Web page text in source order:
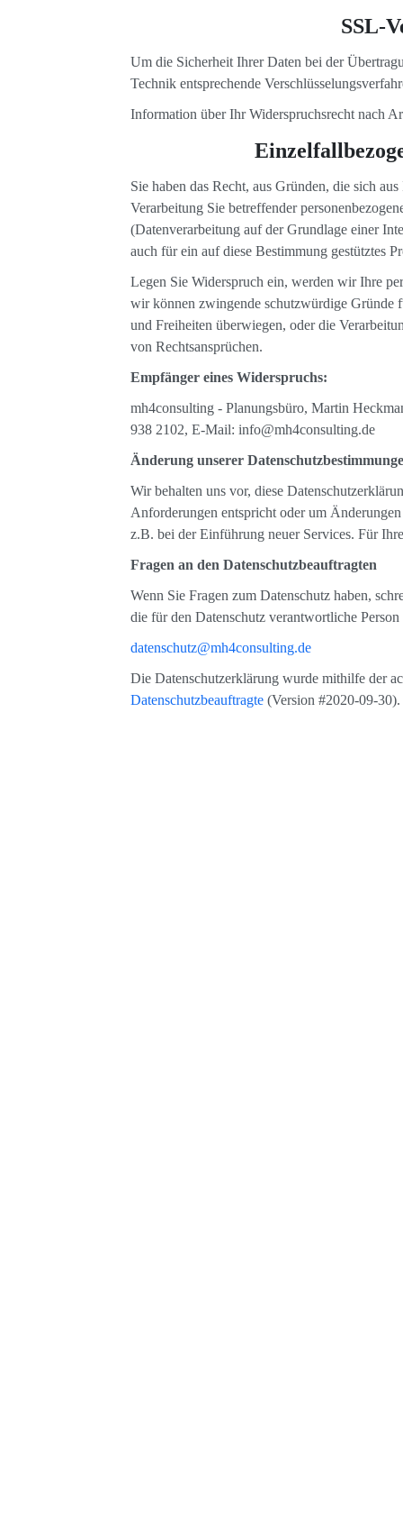
SSL-
Um die Sicherheit Ihrer Daten bei der
Technik entsprechende
Information über Ihr Widerspruchsrecht nach
Sie haben das Recht, aus Gründen, die sich
Verarbeitung Sie betreffender
(Datenverarbeitung auf der Grundlage einer
auch für ein auf diese Bestimmung gestütztes
Legen Sie Widerspruch ein, werden wir Ihre
wir können zwingende schutzwürdige Gründe
und Freiheiten überwiegen, oder die
von Rechtsansprüchen.
Empfänger eines Widerspruchs:
mh4consulting - Planungsbüro, Martin
938 2102, E-Mail: info@mh4consulting.de
Änderung unserer
Wir behalten uns vor, diese
Anforderungen entspricht oder um
z.B. bei der Einführung neuer Services. Für
Fragen an den Datenschutzbeauftragten
Wenn Sie Fragen zum Datenschutz haben,
die für den Datenschutz verantwortliche
datenschutz@mh4consulting.de
Die Datenschutzerklärung wurde mithilfe der
Datenschutzbeauftragte (Version #2020-09-30).